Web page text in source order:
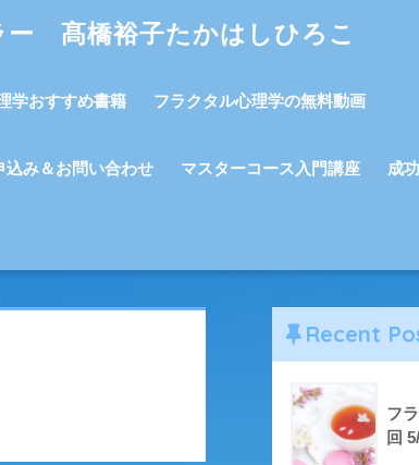
ー 髙橋裕子たかはしひろこ
学おすすめ書籍 フラクタル心理学の無料動画
込み＆お問い合わせ マスターコース入門講座 成
Recent
フ
回